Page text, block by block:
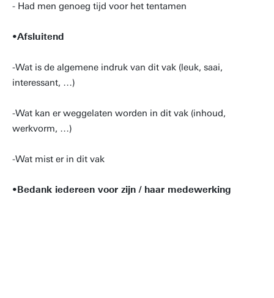
- Had men genoeg tijd voor het tentamen
•Afsluitend
-Wat is de algemene indruk van dit vak (leuk, saai,
interessant, …)
-Wat kan er weggelaten worden in dit vak (inhoud,
werkvorm, …)
-Wat mist er in dit vak
•Bedank iedereen voor zijn / haar medewerking